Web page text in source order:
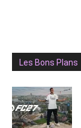
Les Bons Plans